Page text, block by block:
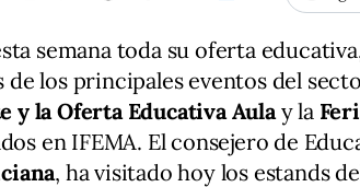
semana toda su oferta
los principales eventos del
y la Oferta Educativa Aulay la
en IFEMA. El consejero de
, ha visitado hoy los estands